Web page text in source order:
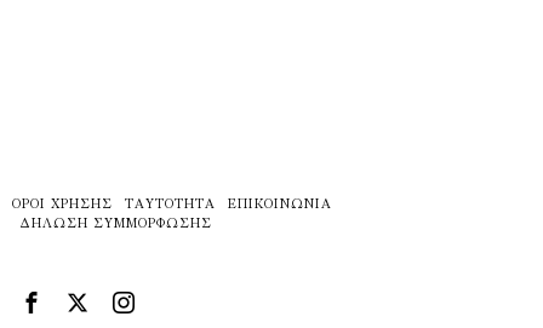
ΌΡΟΙ ΧΡΉΣΗΣ ΤΑΥΤΌΤΗΤΑ
ΕΠΙΚΟΙΝΩΝΊΑ
ΔΉΛΩΣΗ ΣΥΜΜΌΡΦΩΣΗΣ